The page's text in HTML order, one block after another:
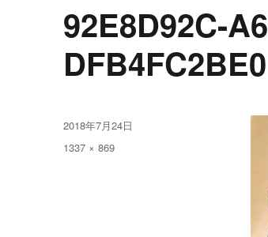
92E8D92C-
投
稿
2018年7月24日
フ
1337 × 869